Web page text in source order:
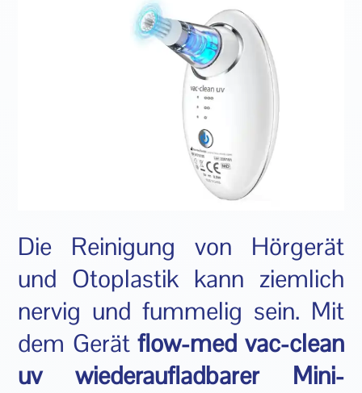
Die Reinigung von Hörgerät
und Otoplastik kann ziemlich
nervig und fummelig sein. Mit
dem Gerätflow-med vac-clean
uv wiederaufladbarer Mini-